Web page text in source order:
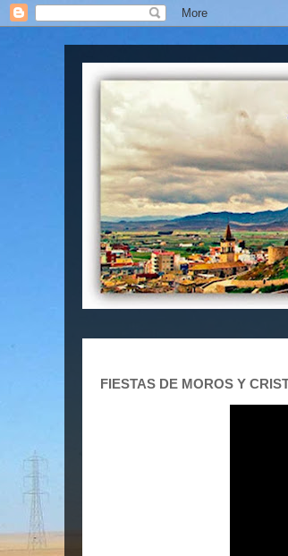
FIESTAS DE MOROS Y